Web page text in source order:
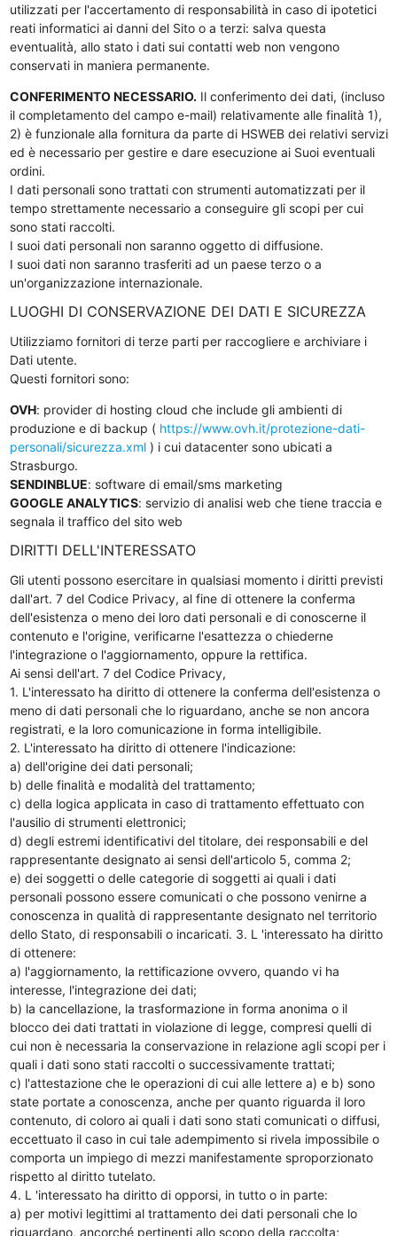
utilizzati per l'accertamento di responsabilità in caso di ipotetici
reati informatici ai danni del Sito o a terzi: salva questa
eventualità, allo stato i dati sui contatti web non vengono
conservati in maniera permanente.
CONFERIMENTO NECESSARIO. Il conferimento dei dati, (incluso
il completamento del campo e-mail) relativamente alle finalità 1),
2) è funzionale alla fornitura da parte di HSWEB dei relativi servizi
ed è necessario per gestire e dare esecuzione ai Suoi eventuali
ordini.
I dati personali sono trattati con strumenti automatizzati per il
tempo strettamente necessario a conseguire gli scopi per cui
sono stati raccolti.
I suoi dati personali non saranno oggetto di diffusione.
I suoi dati non saranno trasferiti ad un paese terzo o a
un'organizzazione internazionale.
LUOGHI DI CONSERVAZIONE DEI DATI E SICUREZZA
Utilizziamo fornitori di terze parti per raccogliere e archiviare i
Dati utente.
Questi fornitori sono:
OVH: provider di hosting cloud che include gli ambienti di
produzione e di backup (https://www.ovh.it/protezione-dati-
personali/sicurezza.xml ) i cui datacenter sono ubicati a
Strasburgo.
SENDINBLUE: software di email/sms marketing
GOOGLE ANALYTICS: servizio di analisi web che tiene traccia e
segnala il traffico del sito web
DIRITTI DELL'INTERESSATO
Gli utenti possono esercitare in qualsiasi momento i diritti previsti
dall'art. 7 del Codice Privacy, al fine di ottenere la conferma
dell'esistenza o meno dei loro dati personali e di conoscerne il
contenuto e l'origine, verificarne l'esattezza o chiederne
l'integrazione o l'aggiornamento, oppure la rettifica.
Ai sensi dell'art. 7 del Codice Privacy,
1. L'interessato ha diritto di ottenere la conferma dell'esistenza o
meno di dati personali che lo riguardano, anche se non ancora
registrati, e la loro comunicazione in forma intelligibile.
2. L'interessato ha diritto di ottenere l'indicazione:
a) dell'origine dei dati personali;
b) delle finalità e modalità del trattamento;
c) della logica applicata in caso di trattamento effettuato con
l'ausilio di strumenti elettronici;
d) degli estremi identificativi del titolare, dei responsabili e del
rappresentante designato ai sensi dell'articolo 5, comma 2;
e) dei soggetti o delle categorie di soggetti ai quali i dati
personali possono essere comunicati o che possono venirne a
conoscenza in qualità di rappresentante designato nel territorio
dello Stato, di responsabili o incaricati. 3. L 'interessato ha diritto
di ottenere:
a) l'aggiornamento, la rettificazione ovvero, quando vi ha
interesse, l'integrazione dei dati;
b) la cancellazione, la trasformazione in forma anonima o il
blocco dei dati trattati in violazione di legge, compresi quelli di
cui non è necessaria la conservazione in relazione agli scopi per i
quali i dati sono stati raccolti o successivamente trattati;
c) l'attestazione che le operazioni di cui alle lettere a) e b) sono
state portate a conoscenza, anche per quanto riguarda il loro
contenuto, di coloro ai quali i dati sono stati comunicati o diffusi,
eccettuato il caso in cui tale adempimento si rivela impossibile o
comporta un impiego di mezzi manifestamente sproporzionato
rispetto al diritto tutelato.
4. L 'interessato ha diritto di opporsi, in tutto o in parte:
a) per motivi legittimi al trattamento dei dati personali che lo
riguardano, ancorché pertinenti allo scopo della raccolta;